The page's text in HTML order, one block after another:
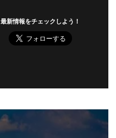
最新情報をチェックしよう！